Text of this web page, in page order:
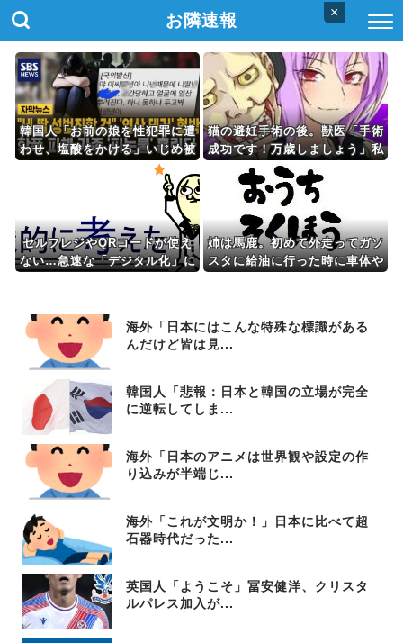
×
お隣速報
韓国人「お前の娘を性犯罪に遭
わせ、塩酸をかける」いじめ被
害家族が脅迫される事件が発生
猫の避妊手術の後。獣医「手術
成功です！万歳しましょう」私
「ばんざーい！」→安心した直
後、思わぬ出来事が待ってい
て…
セルフレジやQRコードが使え
ない…急速な「デジタル化」に
姉は馬鹿。初めて外走ってガソ
スタに給油に行った時に車体や
海外「日本にはこんな特殊な標識がある
んだけど皆は見...
韓国人「悲報：日本と韓国の立場が完全
に逆転してしま...
海外「日本のアニメは世界観や設定の作
り込みが半端じ...
海外「これが文明か！」日本に比べて超
石器時代だった...
英国人「ようこそ」冨安健洋、クリスタ
ルパレス加入が...